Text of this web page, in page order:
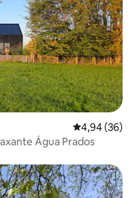
4,94 de uma
4,94 (36)
Água Prados
hóspedes